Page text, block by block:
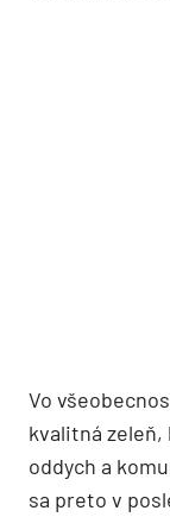
Vo
kvalitná
oddych a
sa preto v